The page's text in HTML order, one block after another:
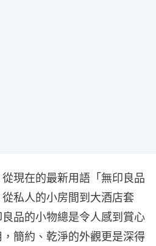
現在的最新用語「無印良品
私人的小房間到大酒店套
品的小物總是令人感到賞心
簡約、乾淨的外觀更是深得